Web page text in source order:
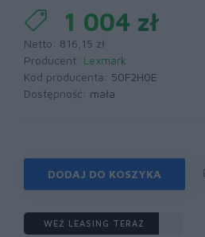
1 004 zł
Netto: 816,15 zł
Producent: Lexmark
Kod producenta: 50F2H0E
Dostępność: mała
DODAJ DO KOSZYKA
WEŹ LEASING TERAZ